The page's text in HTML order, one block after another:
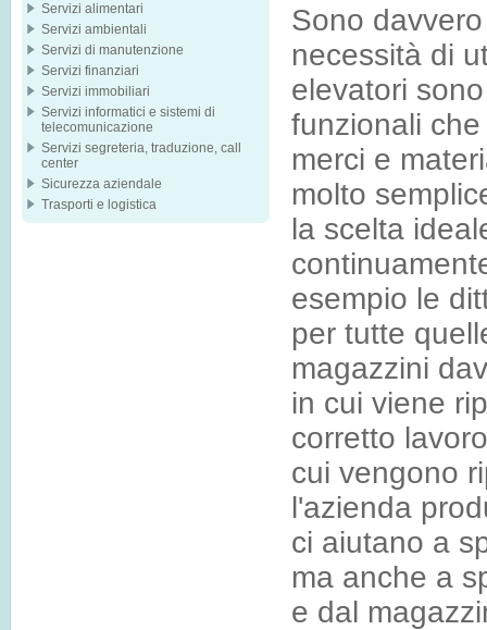
Sono
necessità di
elevatori
funzionali
merci e
molto
la scelta
esempio le
per tutte
magazzini
in cui viene
corretto
cui vengono
l'azienda
ci aiutano a
ma anche a
e dal
Servizi alimentari
Servizi ambientali
Servizi di manutenzione
Servizi finanziari
Servizi immobiliari
Servizi informatici e sistemi di
telecomunicazione
Servizi segreteria, traduzione, call
center
Sicurezza aziendale
Trasporti e logistica